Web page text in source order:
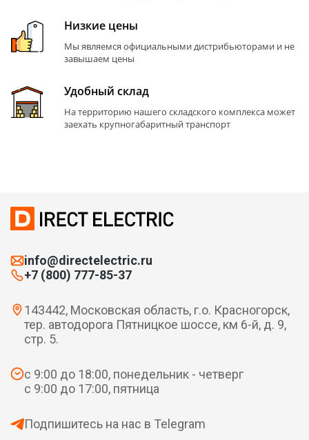
Низкие цены
Мы являемся официальными дистрибьюторами и не
завышаем цены
Удобный склад
На территорию нашего складского комплекса может
заехать крупногабаритный транспорт
info@directelectric.ru
+7 (800) 777-85-37
143442, Московская область, г.о. Красногорск,
тер. автодорога Пятницкое шоссе, км 6-й, д. 9,
стр. 5.
с 9:00 до 18:00, понедельник - четверг
с 9:00 до 17:00, пятница
Подпишитесь на нас в Telegram